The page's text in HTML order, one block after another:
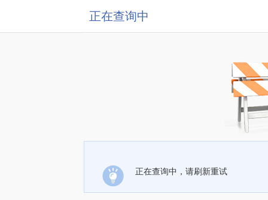
正在查询中
正在查询中，请刷新重试